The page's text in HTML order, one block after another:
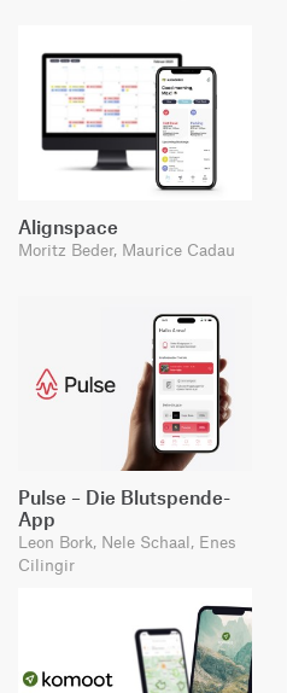
Alignspace
Moritz Beder, Maurice Cadau
Pulse – Die Blutspende-
App
Leon Bork, Nele Schaal, Enes
Cilingir